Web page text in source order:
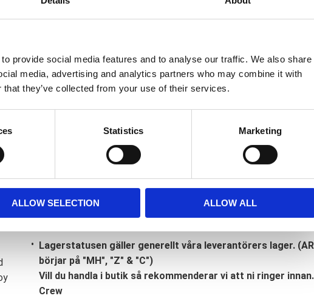
provide social media features and to analyse our traffic. We also share
media, advertising and analytics partners who may combine it with
they’ve collected from your use of their services.
Statistics Marketing
ALLOW SELECTION ALLOW ALL
OEM replacement
Dela med dig
c
b
o
Lagerstatusen gäller generellt våra leverantörers lager.
börjar på "MH", "Z" & "C")
Vill du handla i butik så rekommenderar vi att ni ringer
Crew